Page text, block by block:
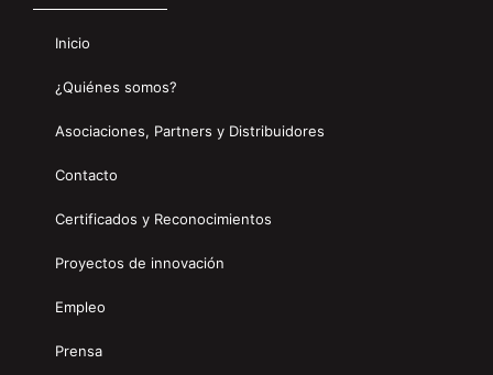
Inicio
¿Quiénes somos?
Asociaciones, Partners y Distribuidores
Contacto
Certificados y Reconocimientos
Proyectos de innovación
Empleo
Prensa